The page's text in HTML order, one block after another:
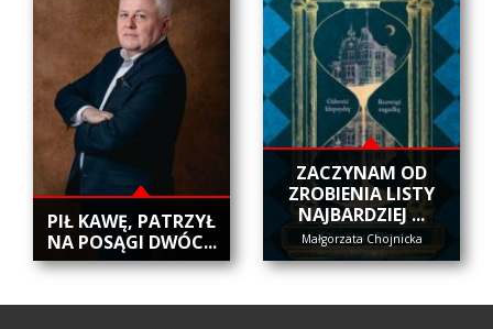
​PIŁ KAWĘ, PATRZYŁ
NA POSĄGI DWÓC...
ZACZYNAM OD
ZROBIENIA LISTY
NAJBARDZIEJ ...
Małgorzata Chojnicka